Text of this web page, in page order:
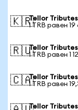
🇰🇷Tellor
1 TRB равен
🇷🇺Tellor
1 TRB равен 1
🇨🇦Tellor
1 TRB равен
Tellor